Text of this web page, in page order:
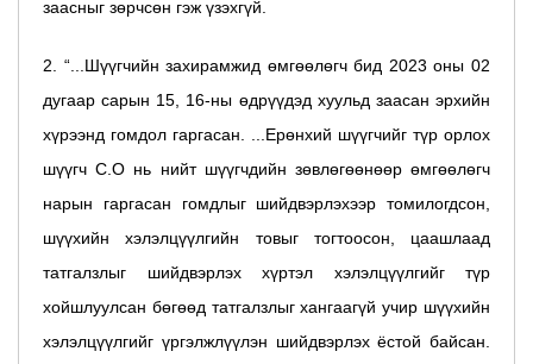
заасныг зөрчсөн гэж үзэхгүй.
2. “...Шүүгчийн захирамжид өмгөөлөгч бид 2023 оны 02
дугаар сарын 15, 16-ны өдрүүдэд хуульд заасан эрхийн
хүрээнд гомдол гаргасан. ...Ерөнхий шүүгчийг түр орлох
шүүгч С.О нь нийт шүүгчдийн зөвлөгөөнөөр өмгөөлөгч
нарын гаргасан гомдлыг шийдвэрлэхээр томилогдсон,
шүүхийн хэлэлцүүлгийн товыг тогтоосон, цаашлаад
татгалзлыг шийдвэрлэх хүртэл хэлэлцүүлгийг түр
хойшлуулсан бөгөөд татгалзлыг хангаагүй учир шүүхийн
хэлэлцүүлгийг үргэлжлүүлэн шийдвэрлэх ёстой байсан.